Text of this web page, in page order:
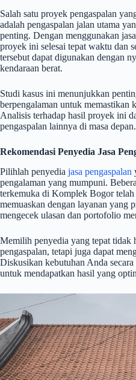
Salah satu proyek pengaspalan
adalah pengaspalan jalan utama
penting. Dengan menggunakan
proyek ini selesai tepat waktu dan
tersebut dapat digunakan dengan
kendaraan berat.
Studi kasus ini menunjukkan
berpengalaman untuk memastikan
Analisis terhadap hasil proyek ini
pengaspalan lainnya di masa depan.
Rekomendasi Penyedia Jasa
Pilihlah penyedia jasa pengaspalan
pengalaman yang mumpuni.
terkemuka di Komplek Bogor
memuaskan dengan layanan yang
mengecek ulasan dan portofolio
Memilih penyedia yang tepat tidak
pengaspalan, tetapi juga dapat
Diskusikan kebutuhan Anda
untuk mendapatkan hasil yang